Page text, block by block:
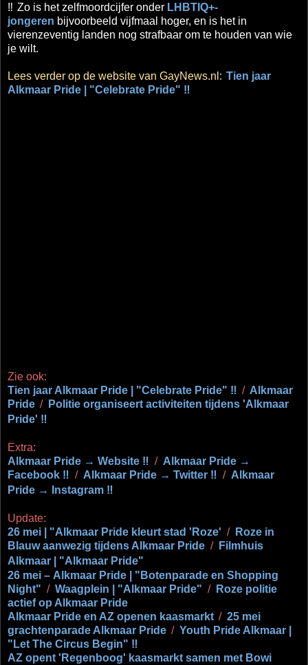
‼ Zo is het zelfmoordcijfer onder LHBTIQ+-
jongeren bijvoorbeeld vijfmaal hoger, en is het in
vierenzeventig landen nog strafbaar om te houden van wie
je wilt.
Lees verder op de website van GayNews.nl: Tien jaar
Alkmaar Pride | "Celebrate Pride" ‼
Zie ook:
Tien jaar Alkmaar Pride | "Celebrate Pride" ‼ / Alkmaar
Pride / Politie organiseert activiteiten tijdens 'Alkmaar
Pride' ‼
Extra:
Alkmaar Pride → Website ‼ / Alkmaar Pride →
Facebook ‼ / Alkmaar Pride → Twitter ‼ / Alkmaar
Pride → Instagram ‼
Update:
26 mei | "Alkmaar Pride kleurt stad 'Roze' /
Roze in
Blauw aanwezig tijdens Alkmaar Pride /
Filmhuis
Alkmaar | "Alkmaar Pride"
26 mei – Alkmaar Pride | "Botenparade en Shopping
Night" / Waagplein | "Alkmaar Pride" / Roze politie
actief op Alkmaar Pride
Alkmaar Pride en AZ openen kaasmarkt / 25 mei
grachtenparade Alkmaar Pride / Youth Pride Alkmaar |
"Let The Circus Begin" ‼
AZ opent 'Regenboog' kaasmarkt samen met Bowi